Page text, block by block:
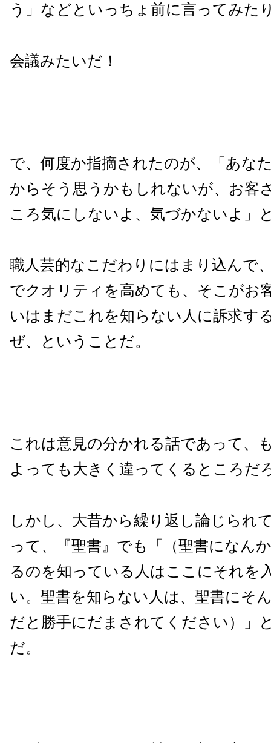
う」などといっちょ前に言ってみた
会議みたいだ！
で、何度か指摘されたのが、「あな
からそう思うかもしれないが、お客
ころ気にしないよ、気づかないよ」
職人芸的なこだわりにはまり込んで
でクオリティを高めても、そこがお
いはまだこれを知らない人に訴求す
ぜ、ということだ。
これは意見の分かれる話であって、
よっても大きく違ってくるところだ
しかし、大昔から繰り返し論じられ
って、『聖書』でも「（聖書になん
るのを知っている人はここにそれを
い。聖書を知らない人は、聖書にそ
だと勝手にだまされてください）」
だ。